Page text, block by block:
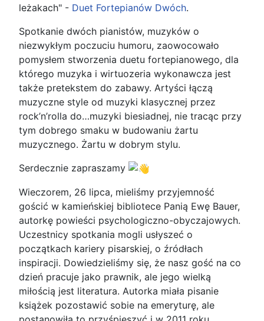
leżakach" - Duet Fortepianów Dwóch.
Spotkanie dwóch pianistów, muzyków o
niezwykłym poczuciu humoru, zaowocowało
pomysłem stworzenia duetu fortepianowego, dla
którego muzyka i wirtuozeria wykonawcza jest
także pretekstem do zabawy. Artyści łączą
muzyczne style od muzyki klasycznej przez
rock’n’rolla do…muzyki biesiadnej, nie tracąc przy
tym dobrego smaku w budowaniu żartu
muzycznego. Żartu w dobrym stylu.
Serdecznie zapraszamy
Wieczorem, 26 lipca, mieliśmy przyjemność
gościć w kamieńskiej bibliotece Panią Ewę Bauer,
autorkę powieści psychologiczno-obyczajowych.
Uczestnicy spotkania mogli usłyszeć o
początkach kariery pisarskiej, o źródłach
inspiracji. Dowiedzieliśmy się, że nasz gość na co
dzień pracuje jako prawnik, ale jego wielką
miłością jest literatura. Autorka miała pisanie
książek pozostawić sobie na emeryturę, ale